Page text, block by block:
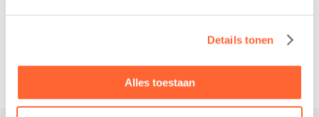
Details tonen
Alles toestaan
Leeuwarden Zuid.